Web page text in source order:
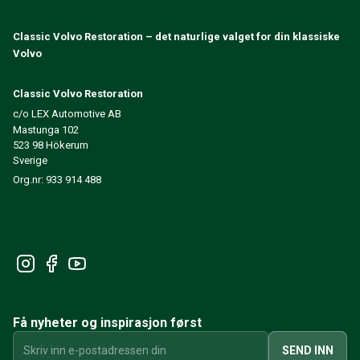
240/260 Kjølesystem
240/260 Kraftoverføring / bakaksel
Reservedeler til 740/760/780
740/760/780 Bremsesystem
700 Drivstoff-/avgassystem
740/760/780 Kraftoverføring/bakaksel
700 Kjølesystem
Øvrig 740/760/780
Dekk/Felg/Navkapsler 700
740/760/780 Interiør
740/760/780 Forvogn
Classic Volvo Restoration – det naturlige valget for din klassiske
Volvo
Classic Volvo Restoration
c/o LEX Automotive AB
Mastunga 102
523 98 Hökerum
Sverige
Org.nr: 933 914 488
Få nyheter og inspirasjon først
SEND INN